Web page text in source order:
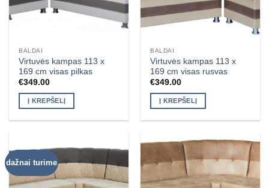
BALDAI
Virtuvės kampas 113 x
169 cm visas pilkas
€349.00
Į KREPŠELĮ
BALDAI
Virtuvės kampas 113 x
169 cm visas rusvas
€349.00
Į KREPŠELĮ
dažnai turime